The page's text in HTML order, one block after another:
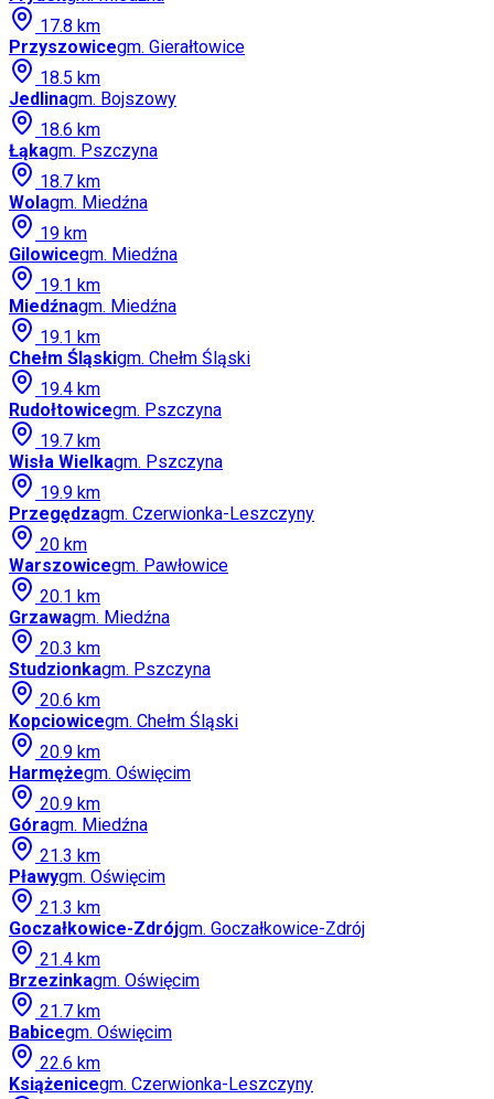
17.8 km
Przyszowicegm. Gierałtowice
18.5 km
Jedlinagm. Bojszowy
18.6 km
Łąkagm. Pszczyna
18.7 km
Wolagm. Miedźna
19 km
Gilowicegm. Miedźna
19.1 km
Miedźnagm. Miedźna
19.1 km
Chełm Śląskigm. Chełm Śląski
19.4 km
Rudołtowicegm. Pszczyna
19.7 km
Wisła Wielkagm. Pszczyna
19.9 km
Przegędzagm. Czerwionka-Leszczyny
20 km
Warszowicegm. Pawłowice
20.1 km
Grzawagm. Miedźna
20.3 km
Studzionkagm. Pszczyna
20.6 km
Kopciowicegm. Chełm Śląski
20.9 km
Harmężegm. Oświęcim
20.9 km
Góragm. Miedźna
21.3 km
Pławygm. Oświęcim
21.3 km
Goczałkowice-Zdrójgm. Goczałkowice-Zdrój
21.4 km
Brzezinkagm. Oświęcim
21.7 km
Babicegm. Oświęcim
22.6 km
Książenicegm. Czerwionka-Leszczyny